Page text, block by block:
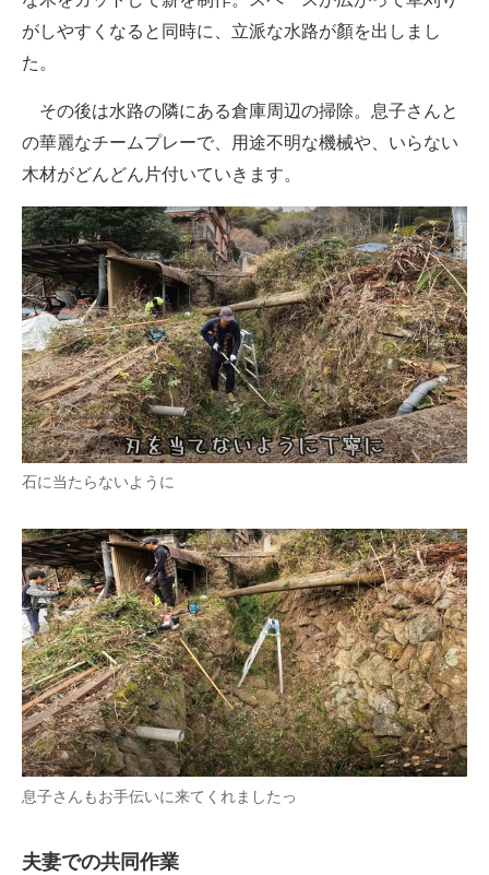
がしやすくなると同時に、立派な水路が顏を出しまし
た。
その後は水路の隣にある倉庫周辺の掃除。息子さんと
の華麗なチームプレーで、用途不明な機械や、いらない
木材がどんどん片付いていきます。
石に当たらないように
息子さんもお手伝いに来てくれましたっ
夫妻での共同作業